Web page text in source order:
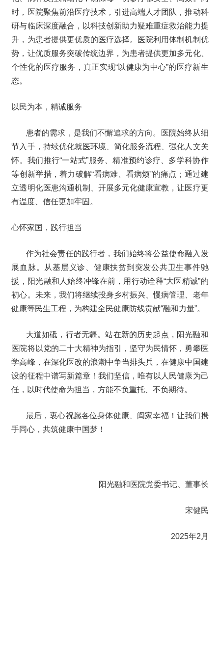
时，医院聚焦前沿医疗技术，引进高端人才团队，推动科
研与临床深度融合，以科技创新助力疑难重症救治能力提
升，为患者提供更优质的医疗选择。医院利用体制机制优
势，让优质服务突破传统边界，为患者提供更加多元化、
个性化的医疗服务，真正实现“以健康为中心”的医疗新生
态。
以民为本，精诚服务
患者的需求，是我们不懈追求的方向。医院始终从细
节入手，持续优化就医环境、简化服务流程、强化人文关
怀。我们推行“一站式”服务、精准预约诊疗、多学科协作
等创新举措，着力破解“看病难、看病烦”的痛点；通过建
立透明化医患沟通机制、开展多元化健康宣教，让医疗更
有温度、信任更加牢固。
心怀家国，践行担当
作为社会责任的践行者，我们始终将公益使命融入发
展血脉。从基层义诊、健康扶贫到突发公共卫生事件驰
援，阳光融和人始终冲锋在前，用行动诠释“大医精诚”的
初心。未来，我们将继续投身乡村振兴、慢病管理、老年
健康等民生工程，为构建全民健康防线贡献“融和力量”。
大道如砥，行者无疆。站在新的历史起点，阳光融和
医院将以党的二十大精神为指引，坚守为民情怀，勇攀医
学高峰，在深化医改的浪潮中争当排头兵，在健康中国建
设的征程中谱写新篇章！我们坚信，唯有以人民健康为己
任，以时代使命为担当，方能不负重托、不负期待。
最后，衷心祝愿各位身体健康、阖家幸福！让我们携
手同心，共筑健康中国梦！
阳光融和医院党委书记、董事长
宋健民
2025年2月